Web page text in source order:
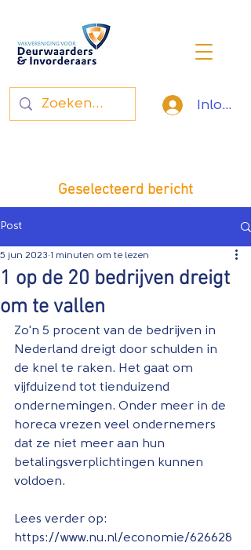
Inloggen
Geselecteerd bericht
Post
1 op de 20 bedrijven dreigt
om te vallen
5 jun 2023 1 minuten om te lezen
Zo'n 5 procent van de bedrijven in
Nederland dreigt door schulden in
de knel te raken. Het gaat om
vijfduizend tot tienduizend
ondernemingen. Onder meer in de
horeca vrezen veel ondernemers
dat ze niet meer aan hun
betalingsverplichtingen kunnen
voldoen.
Lees verder op:
https://www.nu.nl/economie/626628